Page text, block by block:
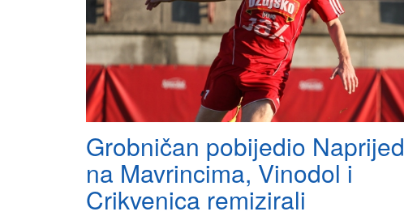
Grobničan pobijedio Naprijed
na Mavrincima, Vinodol i
Crikvenica remizirali